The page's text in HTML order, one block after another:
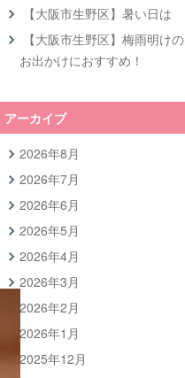
【大阪市生野区】暑い日は
【大阪市生野区】梅雨明けの
お出かけにおすすめ！
アーカイブ
2026年8月
2026年7月
2026年6月
2026年5月
2026年4月
2026年3月
2026年2月
2026年1月
2025年12月